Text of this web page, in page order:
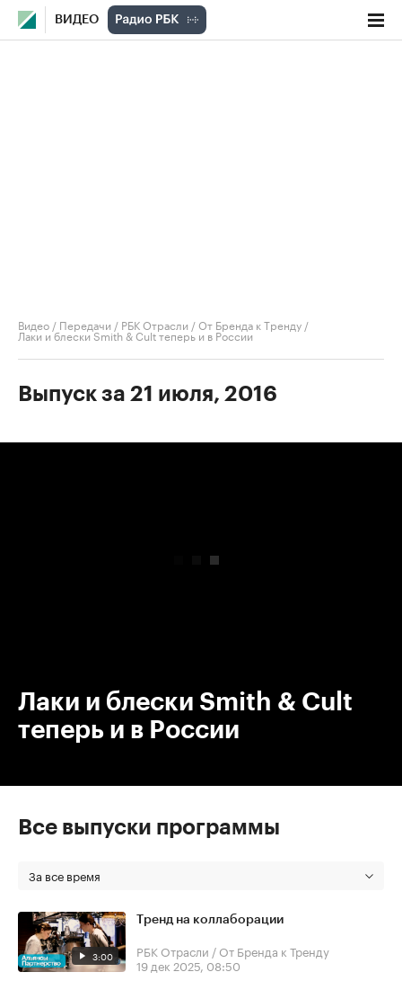
ВИДЕО
Видео / Передачи / РБК Отрасли / От Бренда к Тренду /
Лаки и блески Smith & Cult теперь и в России
Выпуск за 21 июля, 2016
Лаки и блески Smith & Cult
теперь и в России
Все выпуски программы
За все время
3:00
Тренд на коллаборации
РБК Отрасли / От Бренда к Тренду
19 дек 2025, 08:50